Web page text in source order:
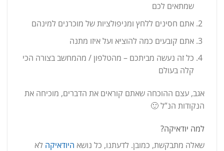
שמתאים לכם
אתם חסינים ללחץ ומניפולציות של מוכרנים למינהם
אתם קובעים כמה להוציא ועל איזו מתנה
כל זה נעשה מביתכם – מהטלפון / מהמחשב בצורה הכי
קלה בעולם
אגב, עצם ההוכחה שאתם קוראים את הדברים, מוכיחה את
הנקודות הנ”ל 🙂
למה יודאיקה?
שאלה מתבקשת, כמובן. לדעתנו, כל נושא היודאיקה לא